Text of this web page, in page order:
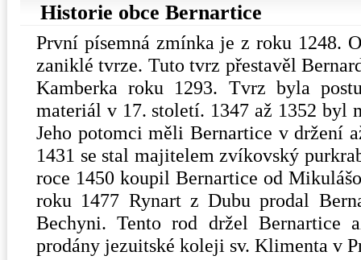
Historie obce Bernartice
První písemná zmínka je z roku 1248.
zaniklé tvrze. Tuto tvrz přestavěl
Kamberka roku 1293. Tvrz byla
materiál v 17. století. 1347 až 1352 byl
Jeho potomci měli Bernartice v držení
1431 se stal majitelem zvíkovský
roce 1450 koupil Bernartice od
roku 1477 Rynart z Dubu prodal
Bechyni. Tento rod držel Bernartice
prodány jezuitské koleji sv. Klimenta v